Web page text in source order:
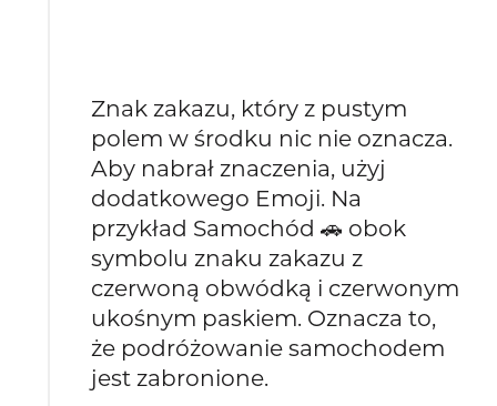
Znak zakazu, który z pustym
polem w środku nic nie oznacza.
Aby nabrał znaczenia, użyj
dodatkowego Emoji. Na
przykład Samochód 🚗 obok
symbolu znaku zakazu z
czerwoną obwódką i czerwonym
ukośnym paskiem. Oznacza to,
że podróżowanie samochodem
jest zabronione.